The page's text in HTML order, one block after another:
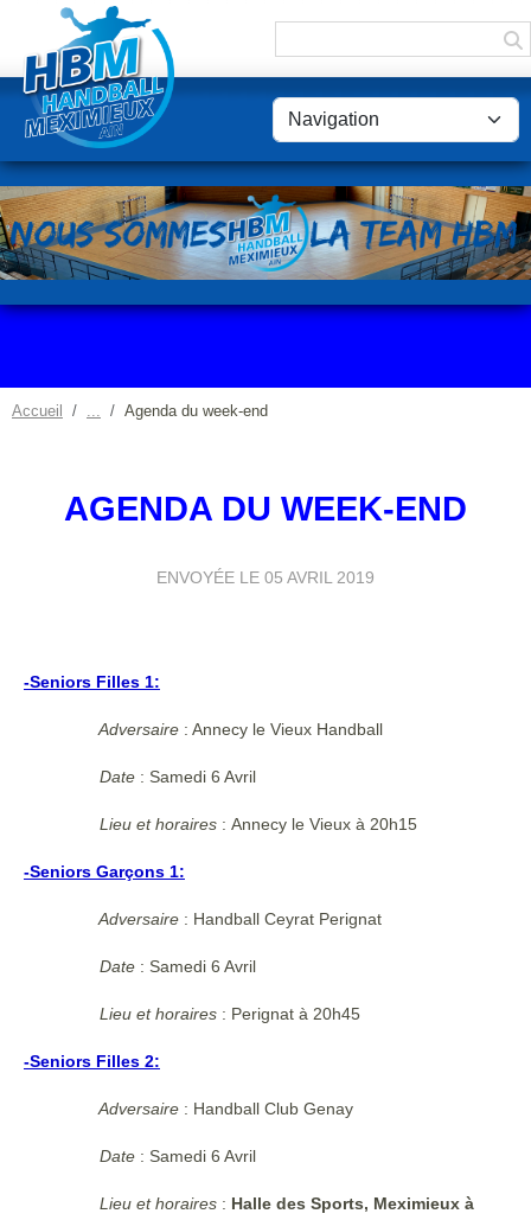
Accueil Agenda du week-end
AGENDA DU WEEK-END
ENVOYÉE LE 05 AVRIL 2019
-Seniors Filles 1:
Adversaire : Annecy le Vieux Handball
Date : Samedi 6 Avril
Lieu et horaires : Annecy le Vieux à 20h15
-Seniors Garçons 1:
Adversaire : Handball Ceyrat Perignat
Date : Samedi 6 Avril
Lieu et horaires : Perignat à 20h45
-Seniors Filles 2:
Adversaire : Handball Club Genay
Date : Samedi 6 Avril
Lieu et horaires : Halle des Sports, Meximieux à
Panneau de gestion des cookies